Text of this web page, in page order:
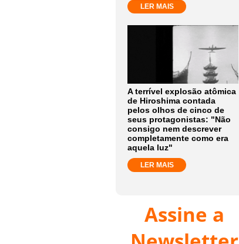
LER MAIS
A terrível explosão atômica
de Hiroshima contada
pelos olhos de cinco de
seus protagonistas: "Não
consigo nem descrever
completamente como era
aquela luz"
LER MAIS
Assine a